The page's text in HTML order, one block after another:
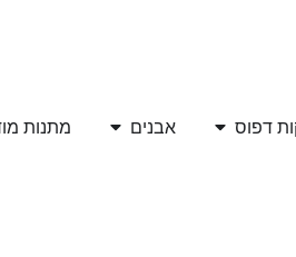
דפוס אבנים מתנות